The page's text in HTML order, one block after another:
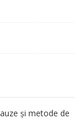
și metode de